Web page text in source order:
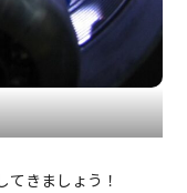
きましょう！